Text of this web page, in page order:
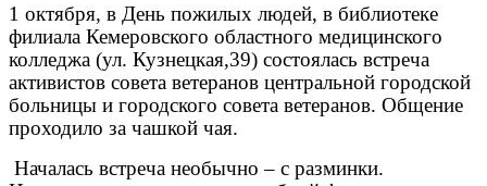
1 октября, в День пожилых людей, в библиотеке
филиала Кемеровского областного медицинского
колледжа (ул. Кузнецкая,39) состоялась встреча
активистов совета ветеранов центральной городской
больницы и городского совета ветеранов. Общение
проходило за чашкой чая.
Началась встреча необычно – с разминки.